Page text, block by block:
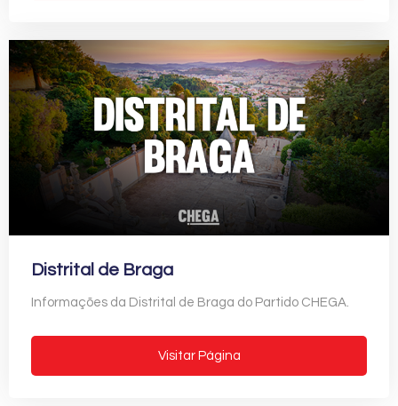
Distrital de Braga
Informações da Distrital de Braga do Partido CHEGA.
Visitar Página